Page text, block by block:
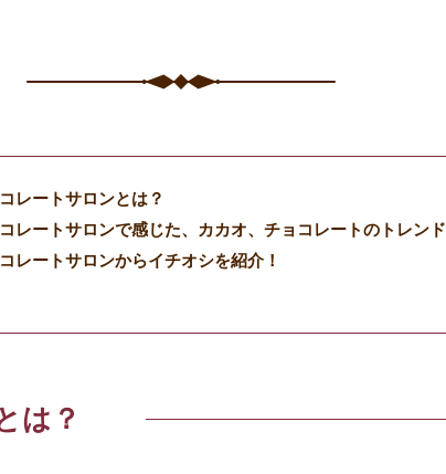
レートサロンとは？
レートサロンで感じた、カカオ、チョコレートのトレンド
レートサロンからイチオシを紹介！
は？